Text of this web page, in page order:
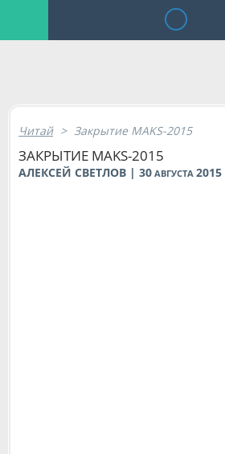
Читай > Закрытие MAKS-2015
ЗАКРЫТИЕ MAKS-2015
АЛЕКСЕЙ СВЕТЛОВ | 30 АВГУСТА 2015